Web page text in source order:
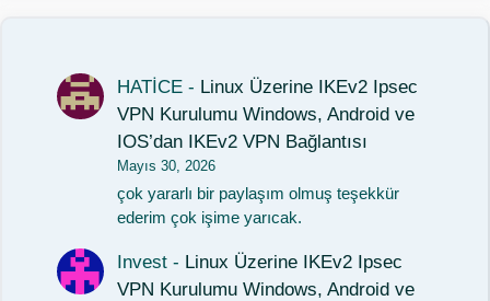
HATİCE - Linux Üzerine IKEv2 Ipsec
VPN Kurulumu Windows, Android ve
IOS’dan IKEv2 VPN Bağlantısı
Mayıs 30, 2026
çok yararlı bir paylaşım olmuş teşekkür
ederim çok işime yarıcak.
Invest - Linux Üzerine IKEv2 Ipsec
VPN Kurulumu Windows, Android ve